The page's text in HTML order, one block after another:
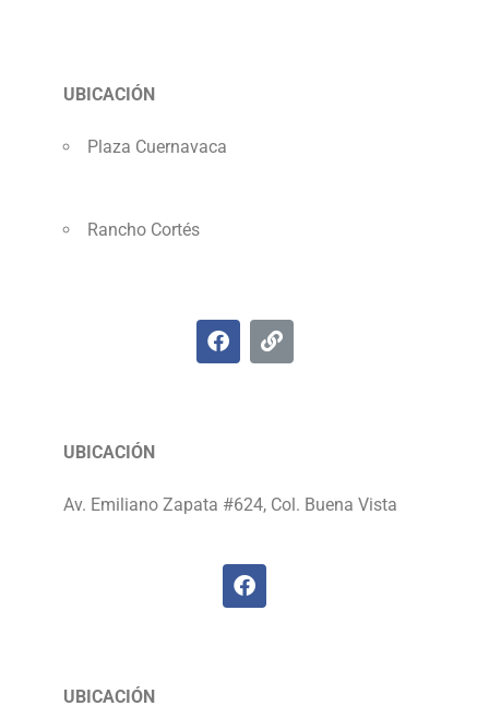
UBICACIÓN
Plaza Cuernavaca
Rancho Cortés
UBICACIÓN
Av. Emiliano Zapata #624, Col. Buena Vista
UBICACIÓN